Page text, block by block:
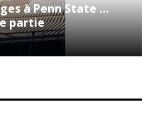
à Penn State …
partie